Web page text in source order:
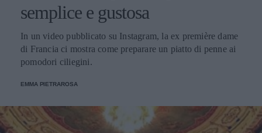
semplice e gustosa
In un video pubblicato su Instagram, la ex première dame
di Francia ci mostra come preparare un piatto di penne ai
pomodori ciliegini.
EMMA PIETRAROSA